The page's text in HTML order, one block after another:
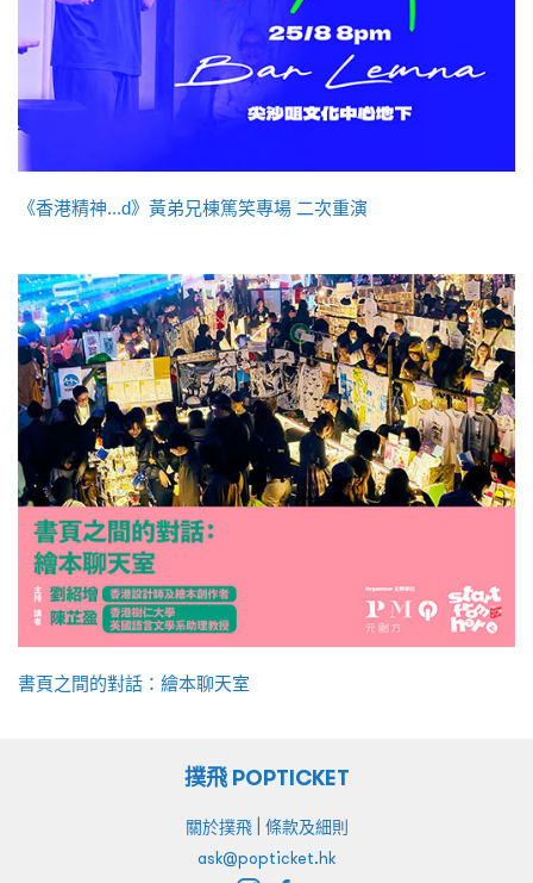
《香港精神...d》黃弟兄棟篤笑專場 二次重演
書頁之間的對話：繪本聊天室
撲飛 POPTICKET
關於撲飛| 條款及細則
ask@popticket.hk